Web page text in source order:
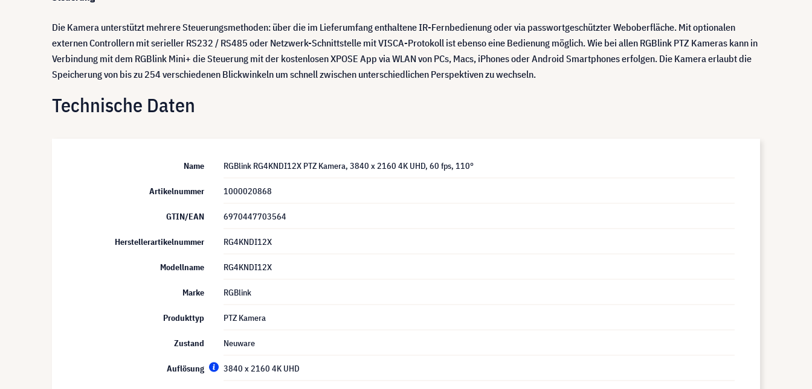
Die Kamera unterstützt mehrere Steuerungsmethoden: über die im Lieferumfang enthaltene IR-Fernbedienung oder via passwortgeschützter Weboberfläche. Mit optionalen
externen Controllern mit serieller RS232 / RS485 oder Netzwerk-Schnittstelle mit VISCA-Protokoll ist ebenso eine Bedienung möglich. Wie bei allen RGBlink PTZ Kameras kann in
Verbindung mit dem RGBlink Mini+ die Steuerung mit der kostenlosen XPOSE App via WLAN von PCs, Macs, iPhones oder Android Smartphones erfolgen. Die Kamera erlaubt die
Speicherung von bis zu 254 verschiedenen Blickwinkeln um schnell zwischen unterschiedlichen Perspektiven zu wechseln.
Technische Daten
Name RGBlink RG4KNDI12X PTZ Kamera, 3840 x 2160 4K UHD, 60 fps, 110°
Artikelnummer 1000020868
GTIN/EAN 6970447703564
Herstellerartikelnummer RG4KNDI12X
Modellname RG4KNDI12X
Marke RGBlink
Produkttyp PTZ Kamera
Zustand Neuware
Auflösung 3840 x 2160 4K UHD